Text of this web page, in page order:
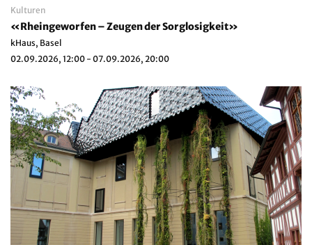
Kulturen
«Rheingeworfen – Zeugen der Sorglosigkeit»
kHaus, Basel
02.09.2026, 12:00 - 07.09.2026, 20:00